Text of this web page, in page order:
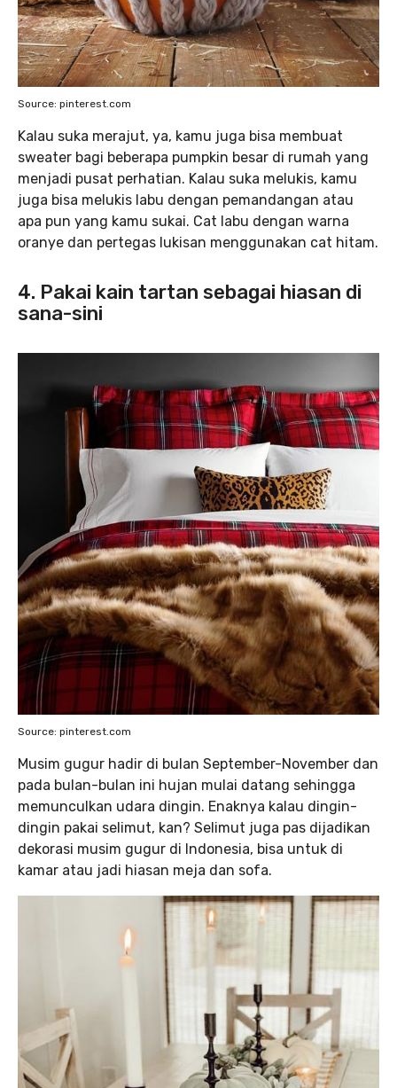
Source: pinterest.com
Kalau suka merajut, ya, kamu juga bisa membuat
sweater bagi beberapa pumpkin besar di rumah yang
menjadi pusat perhatian. Kalau suka melukis, kamu
juga bisa melukis labu dengan pemandangan atau
apa pun yang kamu sukai. Cat labu dengan warna
oranye dan pertegas lukisan menggunakan cat hitam.
4. Pakai kain tartan sebagai hiasan di
sana-sini
Source: pinterest.com
Musim gugur hadir di bulan September-November dan
pada bulan-bulan ini hujan mulai datang sehingga
memunculkan udara dingin. Enaknya kalau dingin-
dingin pakai selimut, kan? Selimut juga pas dijadikan
dekorasi musim gugur di Indonesia, bisa untuk di
kamar atau jadi hiasan meja dan sofa.